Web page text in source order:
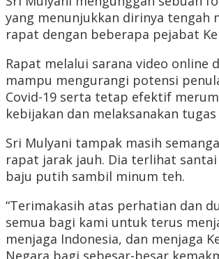
yang menunjukkan dirinya tengah
rapat dengan beberapa pejabat
Rapat melalui sarana video online
mampu mengurangi potensi
Covid-19 serta tetap efektif
kebijakan dan melaksanakan tugas
Sri Mulyani tampak masih
rapat jarak jauh. Dia terlihat
baju putih sambil minum teh.
“Terimakasih atas perhatian dan
semua bagi kami untuk terus
menjaga Indonesia, dan menjaga
Negara bagi sebesar-besar